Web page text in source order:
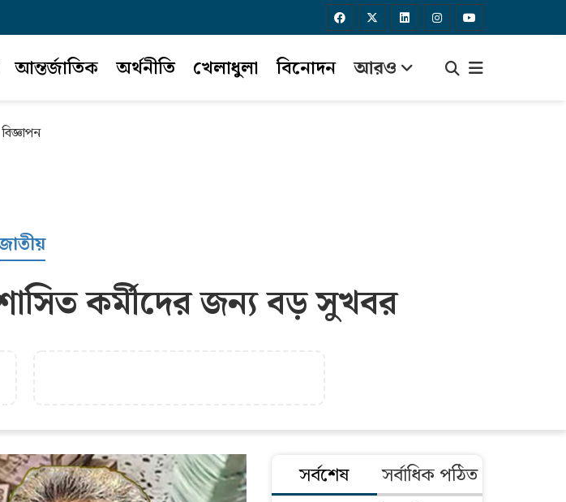
আন্তর্জাতিক অর্থনীতি খেলাধুলা বিনোদন আরও
বিজ্ঞাপন
কর্মীদের জন্য বড় সুখবর
সর্বশেষ সর্বাধিক পঠিত